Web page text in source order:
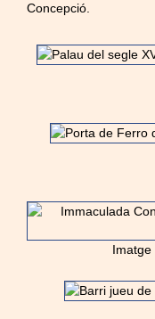
Concepció.
Imatge